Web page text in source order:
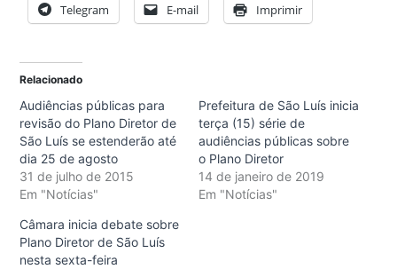
Telegram E-mail Imprimir
Relacionado
Audiências públicas para
revisão do Plano Diretor de
São Luís se estenderão até
dia 25 de agosto
31 de julho de 2015
Em "Notícias"
Prefeitura de São Luís inicia
terça (15) série de
audiências públicas sobre
o Plano Diretor
14 de janeiro de 2019
Em "Notícias"
Câmara inicia debate sobre
Plano Diretor de São Luís
nesta sexta-feira